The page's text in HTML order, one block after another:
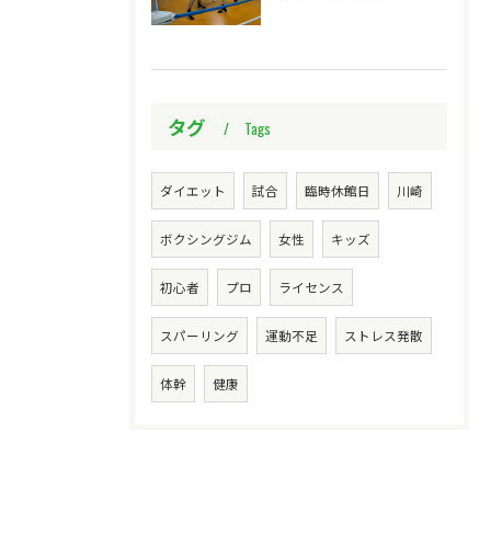
タグ Tags
ダイエット 試合 臨時休館日 川崎
ボクシングジム 女性 キッズ
初心者 プロ ライセンス
スパーリング 運動不足 ストレス発散
体幹 健康